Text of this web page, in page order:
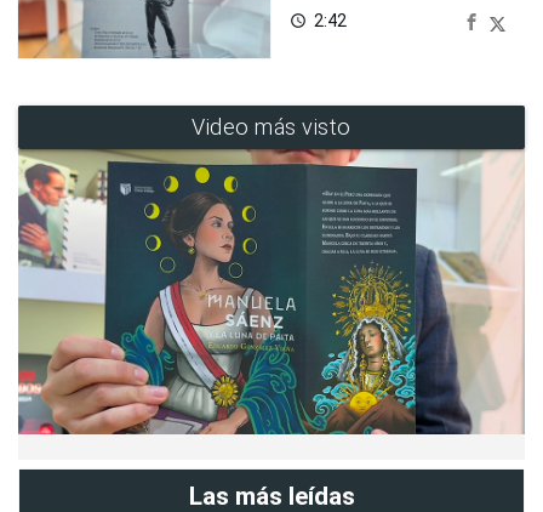
access_time 2:42
Video más visto
Las más leídas